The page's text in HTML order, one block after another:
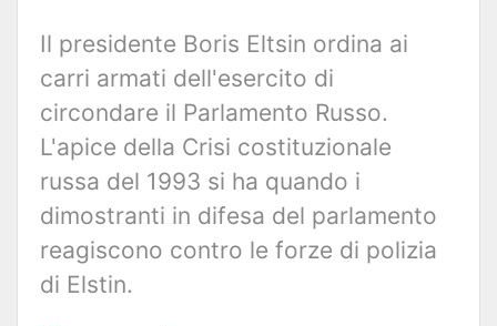
Il presidente Boris Eltsin ordina ai
carri armati dell'esercito di
circondare il Parlamento Russo.
L'apice della Crisi costituzionale
russa del 1993 si ha quando i
dimostranti in difesa del parlamento
reagiscono contro le forze di polizia
di Elstin.